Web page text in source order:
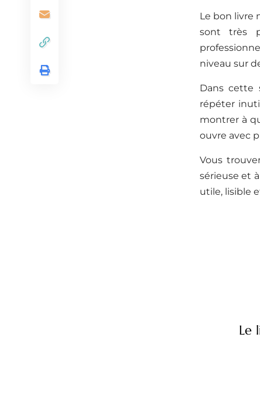
Le bon livre
sont très
niveau sur
Dans cette
répéter
montrer à
ouvre avec
Vous
sérieuse et
utile, lisible
Le